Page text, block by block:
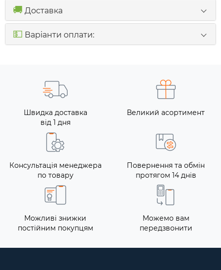
🚚 Доставка
💵 Варіанти оплати:
Швидка доставка
від 1 дня
Великий асортимент
Консультація менеджера
по товару
Повернення та обмін
протягом 14 днів
Можливі знижки
постійним покупцям
Можемо вам
передзвонити